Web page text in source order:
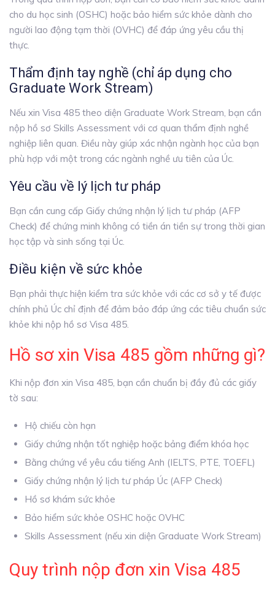
cho du học sinh (OSHC) hoặc bảo hiểm sức khỏe dành cho
người lao động tạm thời (OVHC) để đáp ứng yêu cầu thị
thực.
Thẩm định tay nghề (chỉ áp dụng cho
Graduate Work Stream)
Nếu xin Visa 485 theo diện Graduate Work Stream, bạn cần
nộp hồ sơ Skills Assessment với cơ quan thẩm định nghề
nghiệp liên quan. Điều này giúp xác nhận ngành học của bạn
phù hợp với một trong các ngành nghề ưu tiên của Úc.
Yêu cầu về lý lịch tư pháp
Bạn cần cung cấp Giấy chứng nhận lý lịch tư pháp (AFP
Check) để chứng minh không có tiền án tiền sự trong thời gian
học tập và sinh sống tại Úc.
Điều kiện về sức khỏe
Bạn phải thực hiện kiểm tra sức khỏe với các cơ sở y tế được
chính phủ Úc chỉ định để đảm bảo đáp ứng các tiêu chuẩn sức
khỏe khi nộp hồ sơ Visa 485.
Hồ sơ xin Visa 485 gồm những gì?
Khi nộp đơn xin Visa 485, bạn cần chuẩn bị đầy đủ các giấy
tờ sau:
Hộ chiếu còn hạn
Giấy chứng nhận tốt nghiệp hoặc bảng điểm khóa học
Bằng chứng về yêu cầu tiếng Anh (IELTS, PTE, TOEFL)
Giấy chứng nhận lý lịch tư pháp Úc (AFP Check)
Hồ sơ khám sức khỏe
Bảo hiểm sức khỏe OSHC hoặc OVHC
Skills Assessment (nếu xin diện Graduate Work Stream)
Quy trình nộp đơn xin Visa 485